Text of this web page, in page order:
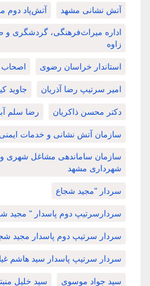
آتش نشانی مشهد آتش‌پاد دوم
اداره میراث‌فرهنگی، گردشگری و
زاوه
استاندار خراسان رضوی اصحاب
امیر سرتیپ رضا آذریان جاوید
دکتر محسن ذاکریان رضا سلم
سازمان آتش نشانی و خدمات
سازمان ساماندهی مشاغل شهری و
شهرداری مشهد
سردار "مجید شجاع
سردارسرتیپ دوم پاسدار " مجید
سردار سرتیپ دوم پاسدار مجید
سردار سرتیپ پاسدار سید هاشم
سید جواد موسوی سید خلیل